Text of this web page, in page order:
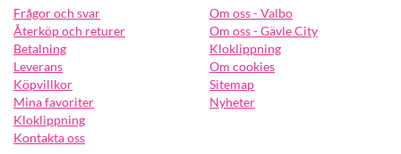
Frågor och svar
Återköp och returer
Betalning
Leverans
Köpvillkor
Mina favoriter
Kloklippning
Kontakta oss
Om oss - Valbo
Om oss - Gävle City
Kloklippning
Om cookies
Sitemap
Nyheter